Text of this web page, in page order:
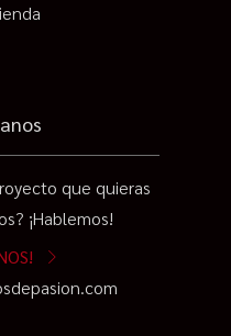
que quieras
¡Hablemos!